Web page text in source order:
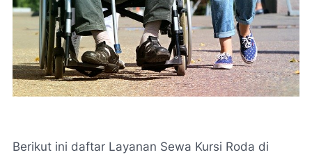
Berikut ini daftar Layanan Sewa Kursi Roda di